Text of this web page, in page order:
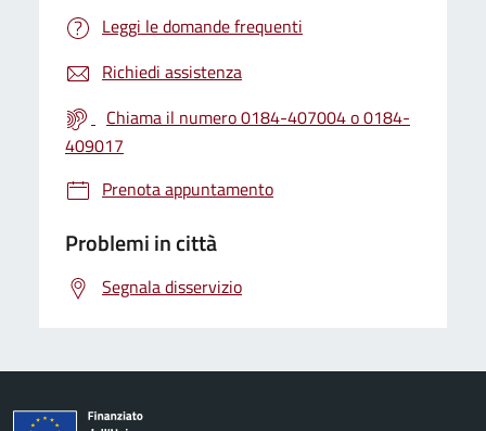
Leggi le domande frequenti
Richiedi assistenza
Chiama il numero 0184-407004 o 0184-
409017
Prenota appuntamento
Problemi in città
Segnala disservizio